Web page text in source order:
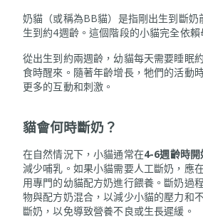
奶貓（或稱為BB貓）是指剛出生到斷奶
生到約4週齡。這個階段的小貓完全依賴
從出生到約兩週齡，幼貓每天需要睡眠
食時醒來。隨著年齡增長，牠們的活動
更多的互動和刺激。
貓會何時斷奶？
在自然情況下，小貓通常在4-6週齡時開
減少哺乳。如果小貓需要人工斷奶，應
用專門的幼貓配方奶進行餵養。斷奶過
物與配方奶混合，以減少小貓的壓力和
斷奶，以免導致營養不良或生長遲緩。